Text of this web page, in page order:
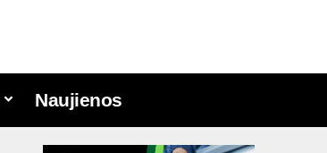
Naujienos